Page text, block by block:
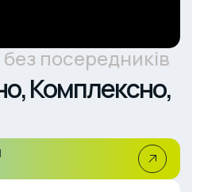
посередників
Комплексно,